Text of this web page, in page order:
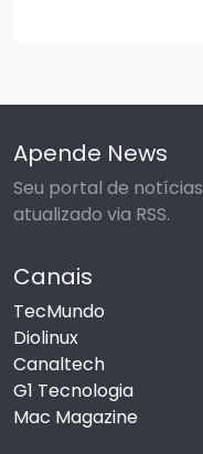
Apende News
Seu portal de
atualizado via RSS.
Canais
TecMundo
Diolinux
Canaltech
G1 Tecnologia
Mac Magazine